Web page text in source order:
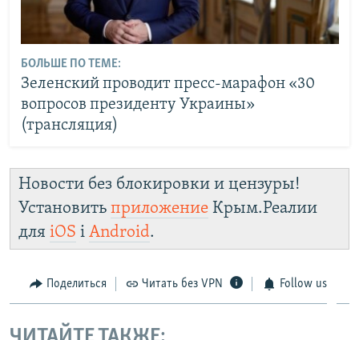
БОЛЬШЕ ПО ТЕМЕ:
Зеленский проводит пресс-марафон «30
вопросов президенту Украины»
(трансляция)
Новости без блокировки и цензуры!
Установить приложение Крым.Реалии
для iOS і Android.
Поделиться Читать без VPN Follow us